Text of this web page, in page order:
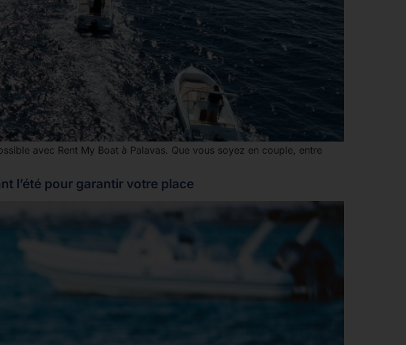
avec Rent My Boat à Palavas. Que vous soyez en couple, entre
l’été pour garantir votre place